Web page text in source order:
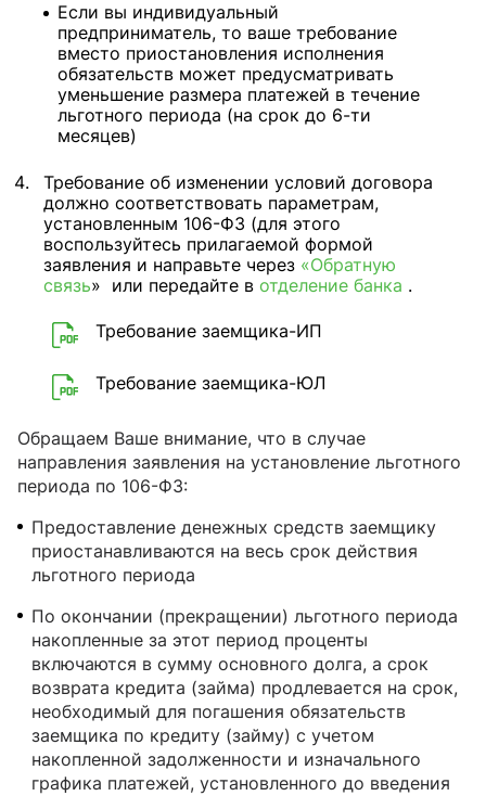
Если вы индивидуальный
предприниматель, то ваше требование
вместо приостановления исполнения
обязательств может предусматривать
уменьшение размера платежей в течение
льготного периода (на срок до 6-ти
месяцев)
Требование об изменении условий договора
должно соответствовать параметрам,
установленным 106-ФЗ (для этого
воспользуйтесь прилагаемой формой
заявления и направьте через «Обратную
связь» или передайте в отделение банка .
Требование заемщика-ИП
Требование заемщика-ЮЛ
Обращаем Ваше внимание, что в случае
направления заявления на установление льготного
периода по 106-ФЗ:
Предоставление денежных средств заемщику
приостанавливаются на весь срок действия
льготного периода
По окончании (прекращении) льготного периода
накопленные за этот период проценты
включаются в сумму основного долга, а срок
возврата кредита (займа) продлевается на срок,
необходимый для погашения обязательств
заемщика по кредиту (займу) с учетом
накопленной задолженности и изначального
графика платежей, установленного до введения